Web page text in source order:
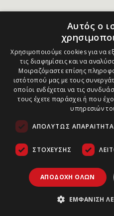
Αυτός ο
Χρησιμοποιούμε cookies για να
τις διαφημίσεις και να
Μοιραζόμαστε επίσης
ιστότοπού μας με τους
οποίοι ενδέχεται να τις
τους έχετε παράσχει ή που
υπηρεσιών
ΑΠΟΛΎΤΩΣ ΑΠΑΡΑΊΤΗΤΑ
ΣΤΌΧΕΥΣΗΣ
ΑΠΟΔΟΧΉ ΌΛΩΝ
ΕΜΦΆΝΙΣΗ